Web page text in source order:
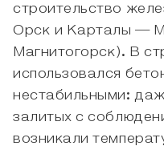
строительство
Орск и Карталы —
Магнитогорск). В
использовался
нестабильными:
залитых с
возникали